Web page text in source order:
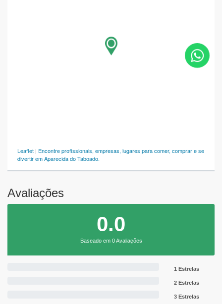
Leaflet | Encontre profissionais, empresas, lugares para comer, comprar e se
divertir em Aparecida do Taboado.
Avaliações
0.0
Baseado em 0 Avaliações
1 Estrelas
2 Estrelas
3 Estrelas